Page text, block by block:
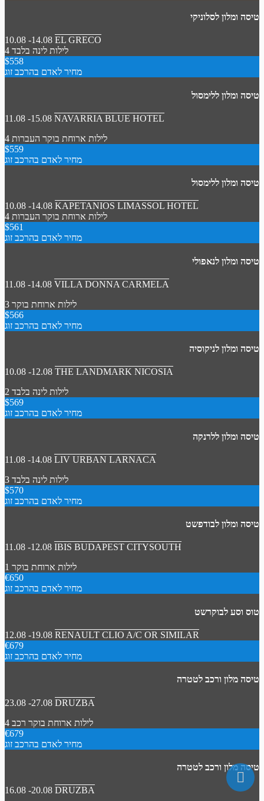
טיסה ומלון לסלוניקי
10.08 -14.08 EL GRECO
4 לילות לינה בלבד
$558
מחיר לאדם בהרכב זוג
טיסה ומלון ללימסול
11.08 -15.08 NAVARRIA BLUE HOTEL
4 לילות ארוחת בוקר העברות
$559
מחיר לאדם בהרכב זוג
טיסה ומלון ללימסול
10.08 -14.08 KAPETANIOS LIMASSOL HOTEL
4 לילות ארוחת בוקר העברות
$561
מחיר לאדם בהרכב זוג
טיסה ומלון לנאפולי
11.08 -14.08 VILLA DONNA CARMELA
3 לילות ארוחת בוקר
$566
מחיר לאדם בהרכב זוג
טיסה ומלון לניקוסיה
10.08 -12.08 THE LANDMARK NICOSIA
2 לילות לינה בלבד
$569
מחיר לאדם בהרכב זוג
טיסה ומלון ללרנקה
11.08 -14.08 LIV URBAN LARNACA
3 לילות לינה בלבד
$570
מחיר לאדם בהרכב זוג
טיסה ומלון לבודפשט
11.08 -12.08 IBIS BUDAPEST CITYSOUTH
1 לילות ארוחת בוקר
€650
מחיר לאדם בהרכב זוג
טוס וסע לבוקרשט
12.08 -19.08 RENAULT CLIO A/C OR SIMILAR
€679
מחיר לאדם בהרכב זוג
טיסה מלון ורכב לטטרה
23.08 -27.08 DRUZBA
4 לילות ארוחת בוקר רכב
€679
מחיר לאדם בהרכב זוג
טיסה מלון ורכב לטטרה
16.08 -20.08 DRUZBA